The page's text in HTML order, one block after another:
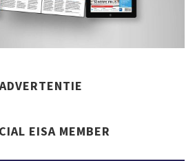
EISA MEMBER